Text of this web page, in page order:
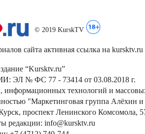
© 2019 KurskTV
сайта активная ссылка на kursktv.ru
“Kursktv.ru”
ЭЛ № ФС 77 - 73414 от 03.08.2018 г.
информационных технологий и
"Маркетинговая группа Алёхин
проспект Ленинского Комсомола,
редакции: info@kursktv.ru